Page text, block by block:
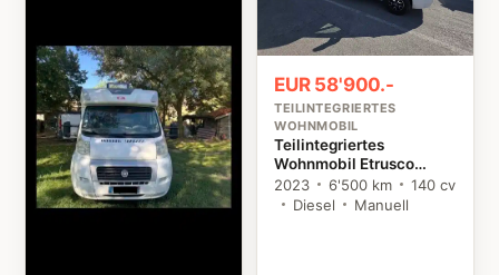
EUR 58'900.-
TEILINTEGRIERTES
WOHNMOBIL
Teilintegriertes
Wohnmobil Etrusco
T7400SBC Citroën
2023 6'500 km
140 cv
Diesel
Manuell